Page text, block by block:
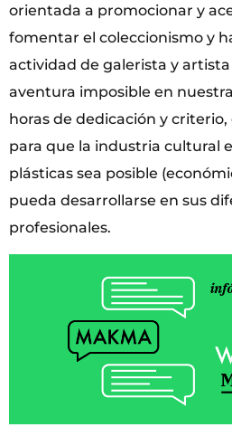
orientada a promocionar y
fomentar el coleccionismo y
actividad de galerista y
aventura imposible en
horas de dedicación y
para que la industria cultural
plásticas sea posible
pueda desarrollarse en sus
profesionales.